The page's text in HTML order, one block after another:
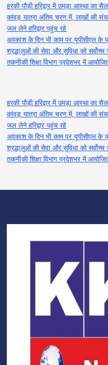
हरकी पौड़ी हरिद्वार में उमड़ा आस्था का
कांवड़ यात्रा अंतिम चरण में, लाखों की
जल लेने हरिद्वार पहुंच रहे
अवकाश के दिन भी काम पर यूपीसीएल के
श्रद्धालुओं की सेवा और सुविधा को सर्वोच्च
तकनीकी शिक्षा विभाग प्रदेशभर में
हरकी पौड़ी हरिद्वार में उमड़ा आस्था का
कांवड़ यात्रा अंतिम चरण में, लाखों की
जल लेने हरिद्वार पहुंच रहे
अवकाश के दिन भी काम पर यूपीसीएल के
श्रद्धालुओं की सेवा और सुविधा को सर्वोच्च
तकनीकी शिक्षा विभाग प्रदेशभर में